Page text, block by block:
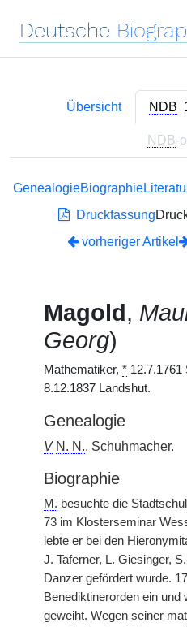
Deutsche
Übersicht NDB
NDB-
GenealogieBiographie
Druckfassung
vorheriger Artikel
Magold,
Georg)
Mathematiker, * 12.7.1761
8.12.1837 Landshut.
Genealogie
V N. N., Schuhmacher.
Biographie
M. besuchte die
73 im Klosterseminar
lebte er bei den
J. Taferner, L. Giesinger, S.
Danzer gefördert wurde.
Benediktinerorden ein
geweiht. Wegen seiner